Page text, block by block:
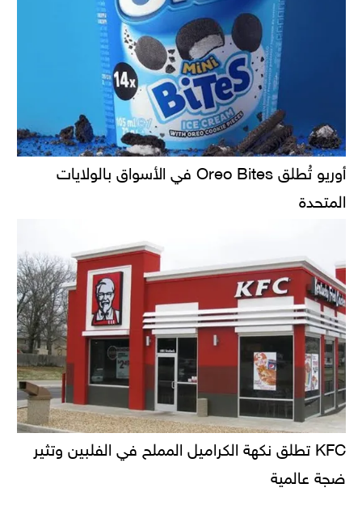
أوريو تُطلق Oreo Bites في الأسواق بالولايات
المتحدة
KFC تطلق نكهة الكراميل المملح في الفلبين وتثير
ضجة عالمية